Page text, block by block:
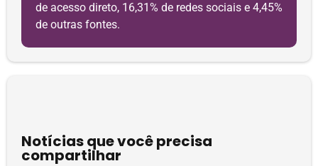
de acesso direto, 16,31% de redes sociais e 4,45%
de outras fontes.
Notícias que você precisa
compartilhar